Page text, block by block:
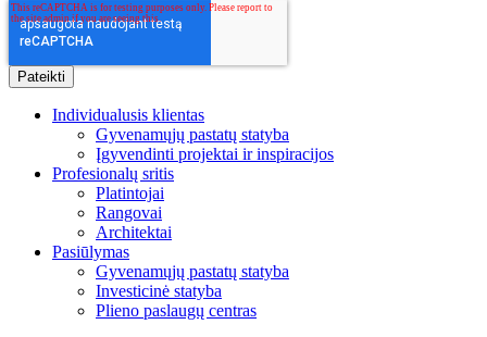
Individualusis klientas
Gyvenamųjų pastatų statyba
Įgyvendinti projektai ir inspiracijos
Profesionalų sritis
Platintojai
Rangovai
Architektai
Pasiūlymas
Gyvenamųjų pastatų statyba
Investicinė statyba
Plieno paslaugų centras